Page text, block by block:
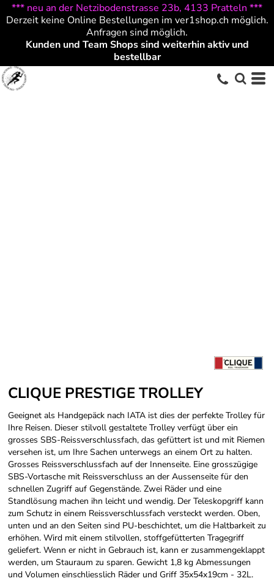
*** neu an der Netzibodenstrasse 23b, 4133 Pratteln ***
Derzeit keine Online Bestellungen im ver1shop.ch möglich.
Anfragen sind möglich.
Kunden und Team Shops sind weiterhin aktiv und
bestellbar
CLIQUE PRESTIGE TROLLEY
Geeignet als Handgepäck nach IATA ist dies der perfekte Trolley für
Ihre Reisen. Dieser stilvoll gestaltete Trolley verfügt über ein
grosses SBS-Reissverschlussfach, das gefüttert ist und mit Riemen
versehen ist, um Ihre Sachen unterwegs an einem Ort zu halten.
Grosses Reissverschlussfach auf der Innenseite. Eine grosszügige
SBS-Vortasche mit Reissverschluss an der Aussenseite für den
schnellen Zugriff auf Gegenstände. Zwei Räder und eine
Standlösung machen ihn leicht und wendig. Der Teleskopgriff kann
zum Schutz in einem Reissverschlussfach versteckt werden. Oben,
unten und an den Seiten sind PU-beschichtet, um die Haltbarkeit zu
erhöhen. Wird mit einem stilvollen, stoffgefütterten Tragegriff
geliefert. Wenn er nicht in Gebrauch ist, kann er zusammengeklappt
werden, um Stauraum zu sparen. Gewicht 1,8 kg Abmessungen
und Volumen einschliesslich Räder und Griff 35x54x19cm - 32L.